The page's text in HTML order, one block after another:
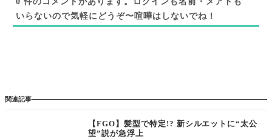
いらないので気軽にどうぞ〜喧嘩はしないでね！
関連記事
【FGO】髪型で特定!? 新シルエットに“太公
望”説が急浮上